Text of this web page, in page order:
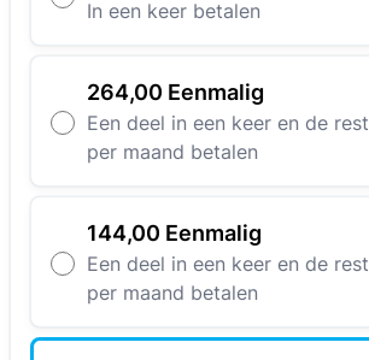
In een keer betalen
264,00 Eenmalig
Een deel in een keer en de rest
per maand betalen
144,00 Eenmalig
Een deel in een keer en de rest
per maand betalen